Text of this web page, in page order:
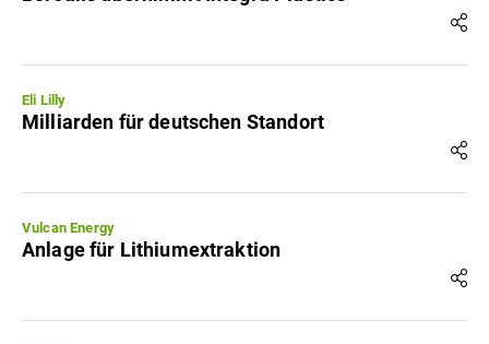
Eli Lilly
Milliarden für deutschen Standort
Vulcan Energy
Anlage für Lithiumextraktion